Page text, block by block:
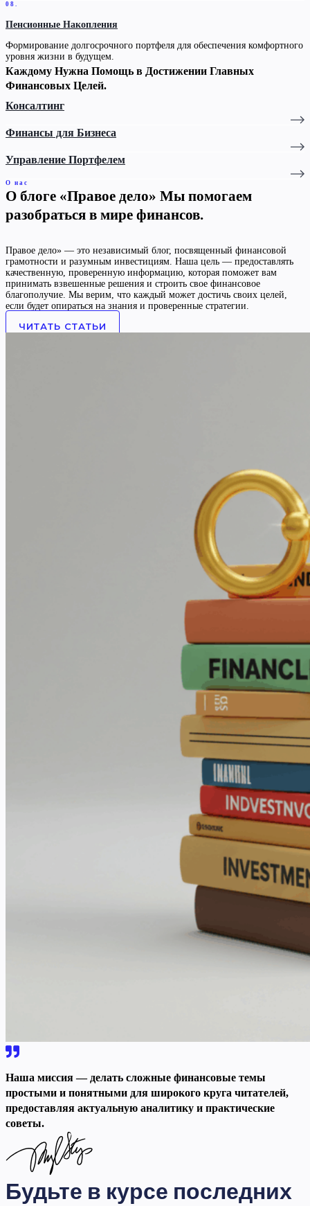
08.
Пенсионные Накопления
Формирование долгосрочного портфеля для обеспечения комфортного
уровня жизни в будущем.
Каждому Нужна Помощь в Достижении Главных
Финансовых Целей.
Консалтинг
Финансы для Бизнеса
Управление Портфелем
О нас
О блоге «Правое дело» Мы помогаем
разобраться в мире финансов.
Правое дело» — это независимый блог, посвященный финансовой
грамотности и разумным инвестициям. Наша цель — предоставлять
качественную, проверенную информацию, которая поможет вам
принимать взвешенные решения и строить свое финансовое
благополучие. Мы верим, что каждый может достичь своих целей,
если будет опираться на знания и проверенные стратегии.
ЧИТАТЬ СТАТЬИ
Наша миссия — делать сложные финансовые темы
простыми и понятными для широкого круга читателей,
предоставляя актуальную аналитику и практические
советы.
Будьте в курсе последних